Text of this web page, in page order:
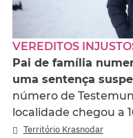
VEREDITOS
Pai de família
uma sentença
número de
localidade chegou a
Território Krasnodar